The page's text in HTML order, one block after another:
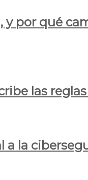
por qué
las
a la